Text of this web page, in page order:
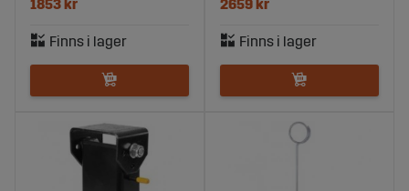
1853 kr
2659 kr